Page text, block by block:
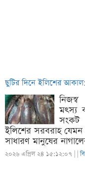
ছুটির দিনে ইলিশের
মৎস্য
সংকট
ইলিশের সরবরাহ
সাধারণ মানুষের
২০২৬ এপ্রিল ২৪ ১৫:১২:০৭ | |